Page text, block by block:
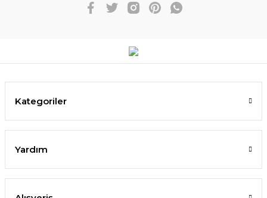
Kategoriler
Yardım